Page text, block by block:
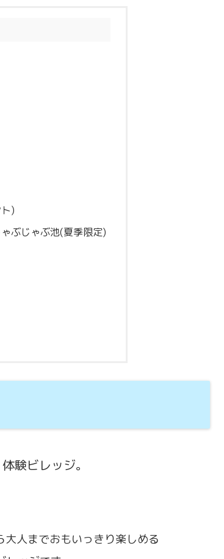
)
ぶじゃぶ池(夏季限定)
験ビレッジ。
人までおもいっきり楽しめる